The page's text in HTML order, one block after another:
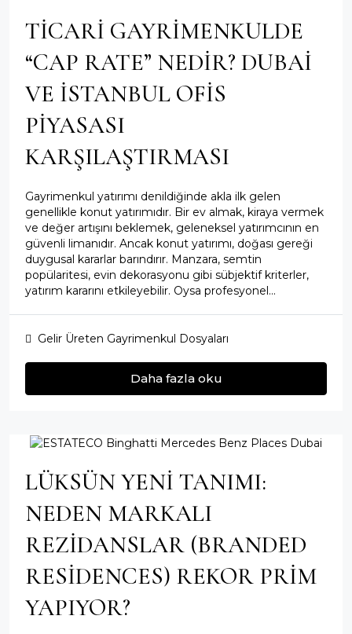
TICARI GAYRIMENKULDE
“CAP RATE” NEDIR? DUBAI
VE İSTANBUL OFIS
PIYASASI
KARŞILAŞTIRMASI
Gayrimenkul yatırımı denildiğinde akla ilk gelen
genellikle konut yatırımıdır. Bir ev almak, kiraya vermek
ve değer artışını beklemek, geleneksel yatırımcının en
güvenli limanıdır. Ancak konut yatırımı, doğası gereği
duygusal kararlar barındırır. Manzara, semtin
popülaritesi, evin dekorasyonu gibi sübjektif kriterler,
yatırım kararını etkileyebilir. Oysa profesyonel...
Gelir Üreten Gayrimenkul Dosyaları
Daha fazla oku
LÜKSÜN YENI TANIMI:
NEDEN MARKALI
REZIDANSLAR (BRANDED
RESIDENCES) REKOR PRIM
YAPIYOR?